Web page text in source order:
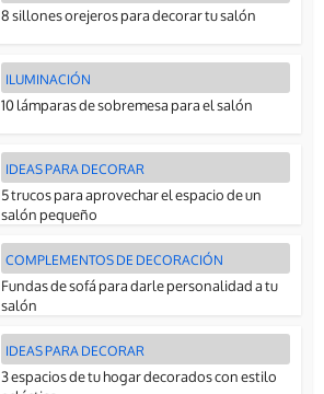
8 sillones orejeros para decorar tu salón
ILUMINACIÓN
10 lámparas de sobremesa para el salón
IDEAS PARA DECORAR
5 trucos para aprovechar el espacio de un
salón pequeño
COMPLEMENTOS DE DECORACIÓN
Fundas de sofá para darle personalidad a tu
salón
IDEAS PARA DECORAR
3 espacios de tu hogar decorados con estilo